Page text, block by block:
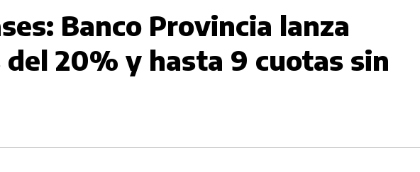
Banco Provincia lanza
20% y hasta 9 cuotas sin